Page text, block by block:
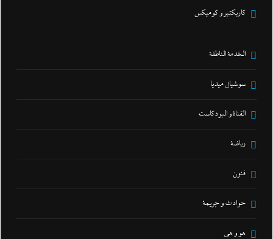
كاريكتير و كوميكس
الخدمة الناطقة
سوشيال ميديا
القناة و البودكاست
رياضة
فنون
حوادث و جريمة
هو و هي